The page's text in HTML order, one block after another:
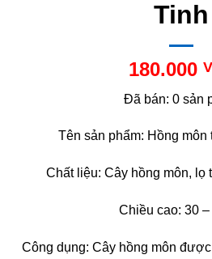
Tinh
180.000
Đã bán: 0 sản
Tên sản phẩm: Hồng môn
Chất liệu: Cây hồng môn, lọ
Chiều cao: 30 –
Công dụng: Cây hồng môn